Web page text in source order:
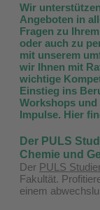
Wir
Angeboten in
Fragen zu
oder auch zu
mit unserem
wir Ihnen mit
wichtige
Einstieg ins
Workshops und
Impulse. Hier
Der PULS
Chemie und
Der PULS
Fakultät.
einem